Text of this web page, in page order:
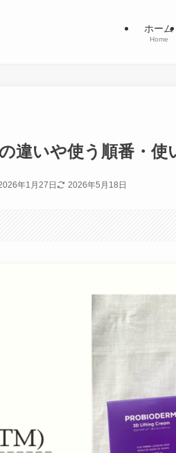
ホーム
Home
違いや使う順番・使
年1月27日 2026年5月18日